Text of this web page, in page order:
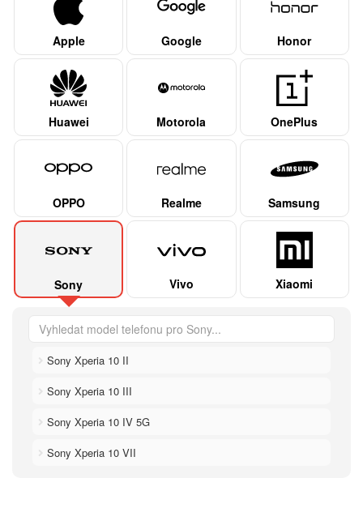
Apple Google Honor
Huawei Motorola OnePlus
OPPO Realme Samsung
Sony Vivo Xiaomi
Sony Xperia 10 II
Sony Xperia 10 III
Sony Xperia 10 IV 5G
Sony Xperia 10 VII